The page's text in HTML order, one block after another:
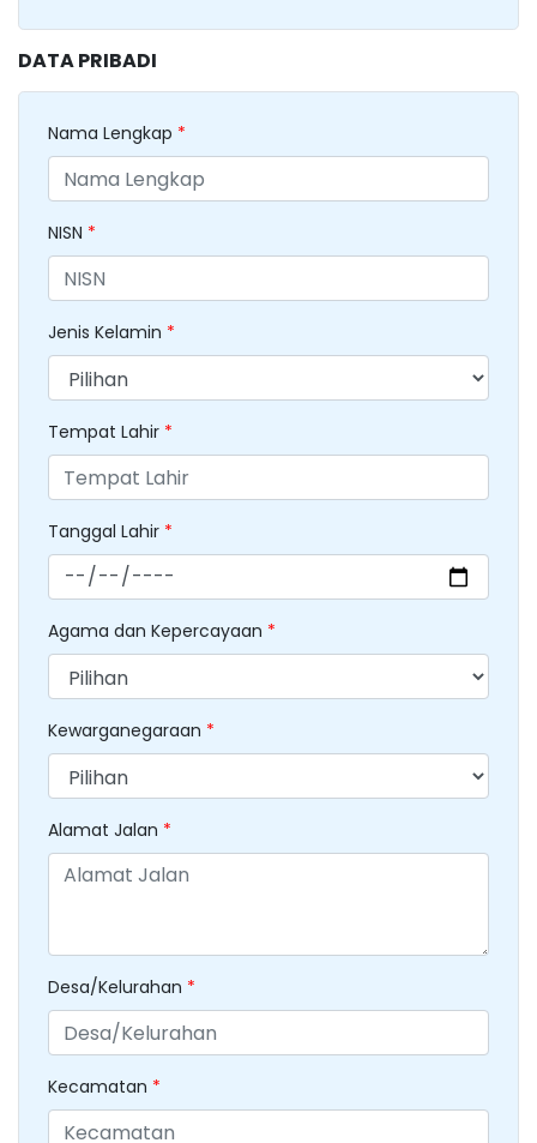
DATA PRIBADI
Nama Lengkap *
NISN *
Jenis Kelamin *
Tempat Lahir *
Tanggal Lahir *
Agama dan Kepercayaan *
Kewarganegaraan *
Alamat Jalan *
Desa/Kelurahan *
Kecamatan *